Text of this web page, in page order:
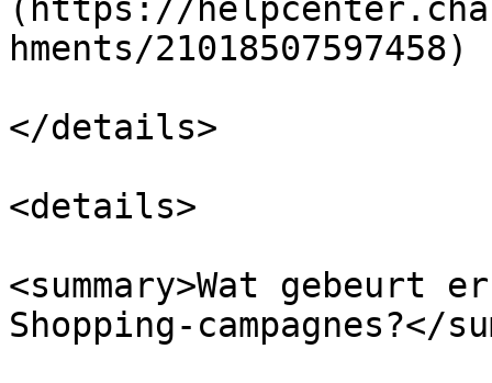
(https://
hments/21018507597458)
</details>
<details>
<summary>Wat gebeurt
Shopping-campagnes?</